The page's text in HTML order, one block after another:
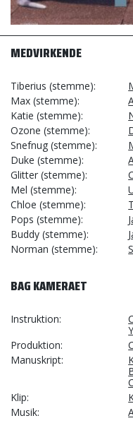
MEDVIRKENDE
Tiberius (stemme)
Max (stemme)
Katie (stemme)
Ozone (stemme)
Snefnug (stemme)
Duke (stemme)
Glitter (stemme)
Mel (stemme)
Chloe (stemme)
Pops (stemme)
Buddy (stemme)
Norman (stemme)
BAG KAMERAET
Instruktion
Produktion
Manuskript
Klip
Musik